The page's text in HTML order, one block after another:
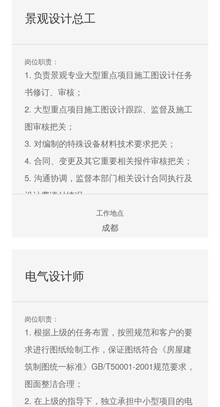
2. 能熟练使用AUTOCAD、PHOTOSHOP、
先；
景观设计总工
岗位职责：
1. 负责景观专业大型重点项目施工图设计任务
书修订、审核；
2. 大型重点项目施工图设计跟踪、监督及施工
图审核把关；
3. 对编制的特殊设备材料技术要求把关；
4. 合同、变更及其它重要相关报件审核把关；
5. 沟通协调，监督本部门相关设计合同执行及
设计费请付情况；
6. 监督、指导、协调景观设计工作；
7. 负责安排、落实技术专业日常工作；
任职资格：
2. 景观项目经验丰富, 优秀的方案设计能力、
工作地点
成都
电气设计师
岗位职责：
1. 根据上级的任务布置，按照规范和客户的要
求进行图纸绘制工作，保证图纸符合《房屋建
筑制图统一标准》GB/T50001-2001规范要求，
图面整洁合理；
2. 在上级的指导下，独立承担中小型项目的电